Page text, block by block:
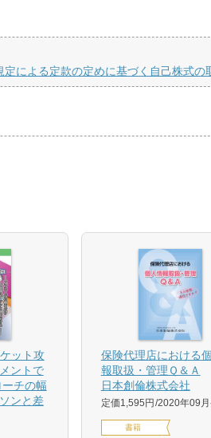
による定款の定めに基づく自己株式の
ット攻
ントで
チの幅
ンと差
保険代理店における
報取扱・管理Ｑ＆Ａ
日本創倫株式会社
定価1,595円 2020年09
書籍